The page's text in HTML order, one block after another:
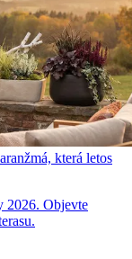
která letos
2026. Objevte